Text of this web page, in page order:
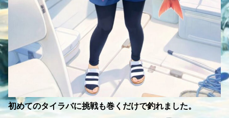
初めてのタイラバに挑戦も巻くだけで釣れました。